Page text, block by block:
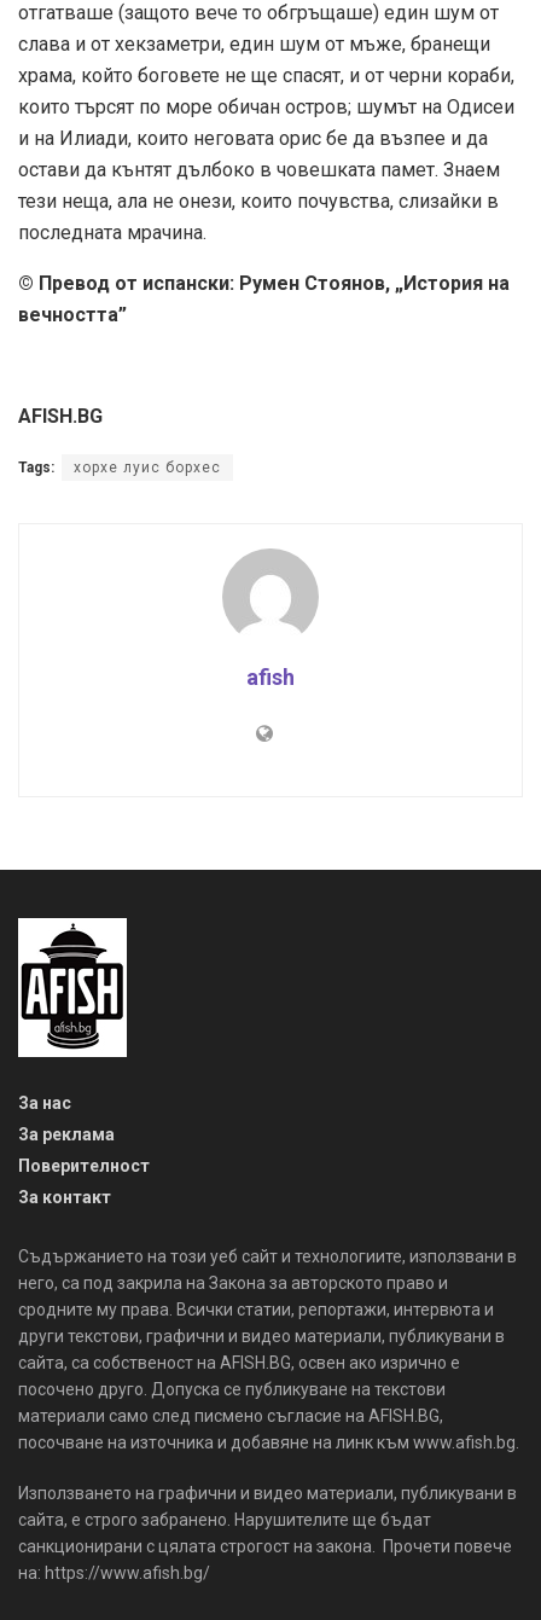
отгатваше (защото вече то обгръщаше) един шум от
слава и от хекзаметри, един шум от мъже, бранещи
храма, който боговете не ще спасят, и от черни кораби,
които търсят по море обичан остров; шумът на Одисеи
и на Илиади, които неговата орис бе да възпее и да
остави да кънтят дълбоко в човешката памет. Знаем
тези неща, ала не онези, които почувства, слизайки в
последната мрачина.
© Превод от испански: Румен Стоянов, „История на
вечността”
AFISH.BG
Tags: хорхе луис борхес
afish
За нас
За реклама
Поверителност
За контакт
Съдържанието на този уеб сайт и технологиите, използвани в
него, са под закрила на Закона за авторското право и
сродните му права. Всички статии, репортажи, интервюта и
други текстови, графични и видео материали, публикувани в
сайта, са собственост на AFISH.BG, освен ако изрично е
посочено друго. Допуска се публикуване на текстови
материали само след писмено съгласие на AFISH.BG,
посочване на източника и добавяне на линк към www.afish.bg.
Използването на графични и видео материали, публикувани в
сайта, е строго забранено. Нарушителите ще бъдат
санкционирани с цялата строгост на закона. Прочети повече
на: https://www.afish.bg/